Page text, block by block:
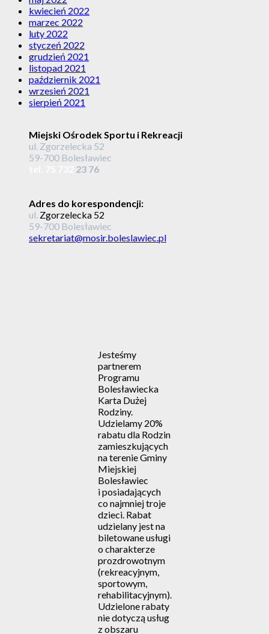
kwiecień 2022
marzec 2022
luty 2022
styczeń 2022
grudzień 2021
listopad 2021
październik 2021
wrzesień 2021
sierpień 2021
Miejski Ośrodek Sportu i Rekreacji
ul. Zgorzelecka 52
59-700 Bolesławiec
23 76
Adres do korespondencji:
ul. Zgorzelecka 52
59-700 Bolesławiec
sekretariat@mosir.boleslawiec.pl
Jesteśmy
partnerem
Programu
Bolesławiecka
Karta Dużej
Rodziny.
Udzielamy 20%
rabatu dla Rodzin
zamieszkujących
na terenie Gminy
Miejskiej
Bolesławiec
i posiadających
co najmniej troje
dzieci. Rabat
udzielany jest na
biletowane usługi
o charakterze
prozdrowotnym
(rekreacyjnym,
sportowym,
rehabilitacyjnym).
Udzielone rabaty
nie dotyczą usług
z obszaru